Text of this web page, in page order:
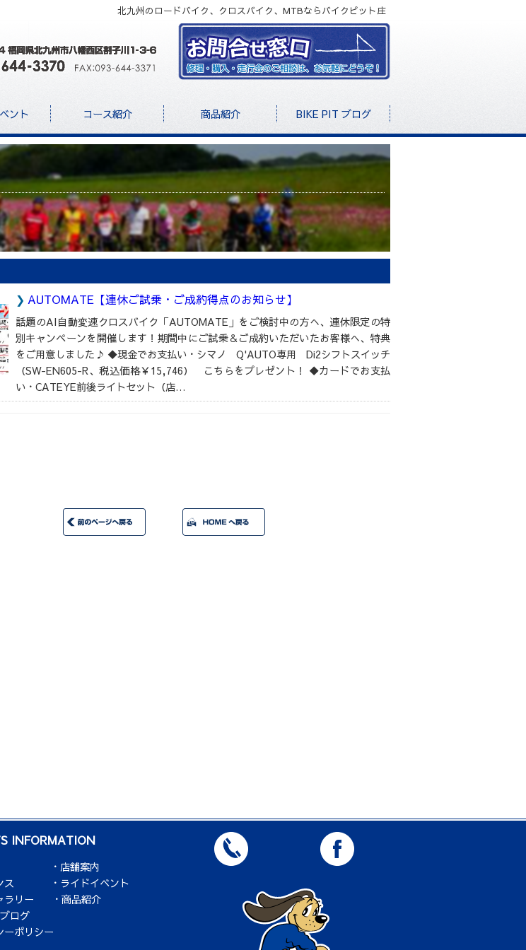
北九州のロードバイク、クロスバイク、MTBならバイクピット庄
ント コース紹介 商品紹介 BIKE PIT ブログ
AUTOMATE【連休ご試乗・ご成約得点のお知らせ】
話題のAI自動変速クロスバイク「AUTOMATE」をご検討中の方へ、連休限定の特
別キャンペーンを開催します！期間中にご試乗＆ご成約いただいたお客様へ、特典
をご用意しました♪ ◆現金でお支払い・シマノ Q'AUTO専用 Di2シフトスイッチ
（SW-EN605-R、税込価格￥15,746） こちらをプレゼント！ ◆カードでお支払
い・CATEYE前後ライトセット（店…
INFORMATION
店舗案内
ス
ライドイベント
ラリー
商品紹介
ログ
ーポリシー